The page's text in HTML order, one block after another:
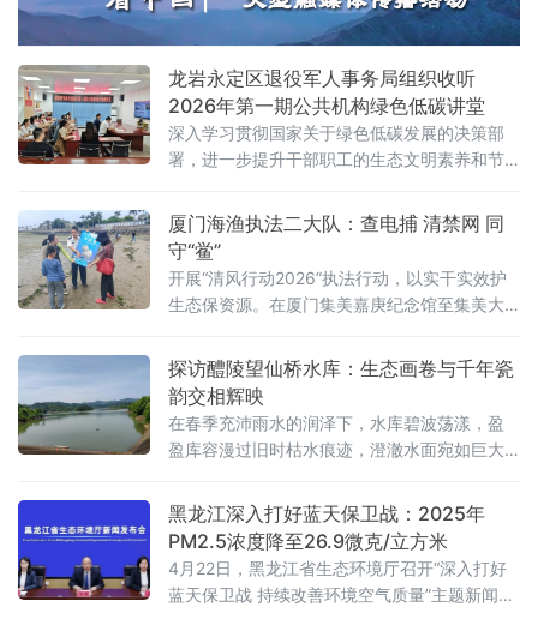
龙岩永定区退役军人事务局组织收听
2026年第一期公共机构绿色低碳讲堂
深入学习贯彻国家关于绿色低碳发展的决策部
署，进一步提升干部职工的生态文明素养和节
军人事务局组织全体党员干部集中收听收看国
管局节能司举办的2026年第一期公共机构绿色
低碳讲堂。本期讲堂由中国工程院院士、中国
科学院过程工程研究所研究员曹宏斌作题为
《退役动力锂电池循环利用的现状及思考》的
厦门海渔执法二大队：查电捕 清禁网 同
守“鲎”
开展“清风行动2026”执法行动，以实干实效护
生态保资源。在厦门集美嘉庚纪念馆至集美大
藏着跨越四亿年的生命奇迹。“这片滩涂生态肌
理完整、泥沙底质适宜的潮间带海
探访醴陵望仙桥水库：生态画卷与千年瓷
韵交相辉映
在春季充沛雨水的润泽下，水库碧波荡漾，盈
盈库容漫过旧时枯水痕迹，澄澈水面宛如巨大
景较往年更显灵动壮阔，为醴陵城区这座“生命
之库”增添了沉稳坚实的底气。望仙桥水库，作
为醴陵城区至关重要的水源地，一直以来都被
精心呵护。一系列严密的保护举措如坚固
黑龙江深入打好蓝天保卫战：2025年
PM2.5浓度降至26.9微克/立方米
4月22日，黑龙江省生态环境厅召开“深入打好
蓝天保卫战 持续改善环境空气质量”主题新闻发